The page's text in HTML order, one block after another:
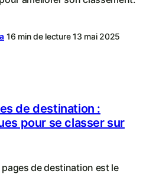
16 min de lecture 13 mai 2025
de destination :
pour se classer sur
de destination est le